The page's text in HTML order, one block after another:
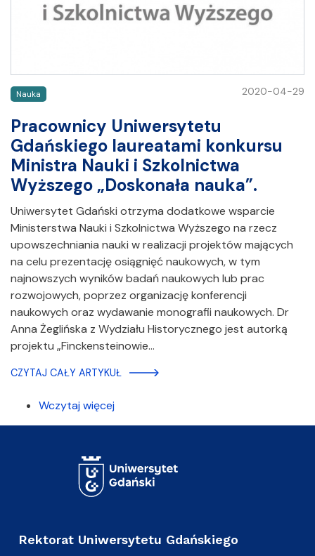
Nauka 2020-04-29
Pracownicy Uniwersytetu
Gdańskiego laureatami konkursu
Ministra Nauki i Szkolnictwa
Wyższego „Doskonała nauka”.
Uniwersytet Gdański otrzyma dodatkowe wsparcie
Ministerstwa Nauki i Szkolnictwa Wyższego na rzecz
upowszechniania nauki w realizacji projektów mających
na celu prezentację osiągnięć naukowych, w tym
najnowszych wyników badań naukowych lub prac
rozwojowych, poprzez organizację konferencji
naukowych oraz wydawanie monografii naukowych. Dr
Anna Żeglińska z Wydziału Historycznego jest autorką
projektu „Finckensteinowie…
CZYTAJ CAŁY ARTYKUŁ
Wczytaj więcej
Rektorat Uniwersytetu Gdańskiego